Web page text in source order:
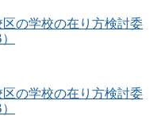
の学校の在り方検討委
の学校の在り方検討委